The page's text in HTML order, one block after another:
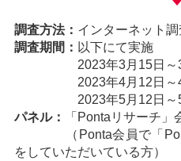
調査方法： インターネット調
調査期間： 以下にて実施
2023年3月15日～3
2023年4月12日～4
2023年5月12日～5
パネル：
「Pontaリサーチ」
（Ponta会員で「Ponta
をしていただいている方）